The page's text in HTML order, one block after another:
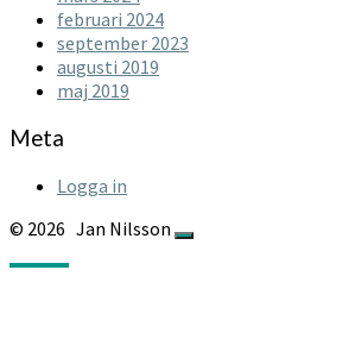
februari 2024
september 2023
augusti 2019
maj 2019
Meta
Logga in
© 2026 Jan Nilsson